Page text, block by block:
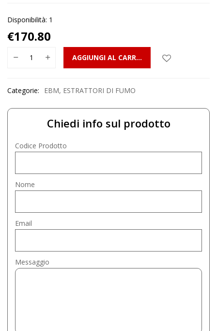
Disponibilità: 1
€170.80
AGGIUNGI AL CARRELLO
Categorie: EBM, ESTRATTORI DI FUMO
Chiedi info sul prodotto
Codice Prodotto
Nome
Email
Messaggio